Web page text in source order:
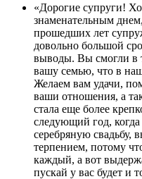
«Дорогие супруги!
знаменательным
прошедших лет
довольно большой
выводы. Вы смогли в
вашу семью, что в
Желаем вам удачи,
ваши отношения, а
стала еще более
следующий год,
серебряную свадьбу,
терпением, потому
каждый, а вот
пускай у вас будет и